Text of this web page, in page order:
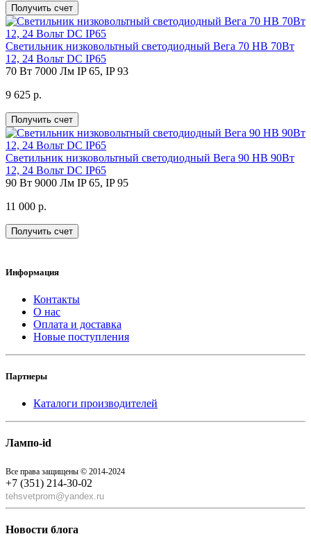
Получить счет
Светильник низковольтный светодиодный Вега 70 НВ 70Вт
12, 24 Вольт DC IP65
70 Вт 7000 Лм IP 65, IP 93
9 625 р.
Получить счет
Светильник низковольтный светодиодный Вега 90 НВ 90Вт
12, 24 Вольт DC IP65
90 Вт 9000 Лм IP 65, IP 95
11 000 р.
Получить счет
Информация
Контакты
О нас
Оплата и доставка
Новые поступления
Партнеры
Каталоги производителей
Лампо-id
Все права защищены © 2014-2024
+7 (351) 214-30-02
tehsvetprom@yandex.ru
Новости блога